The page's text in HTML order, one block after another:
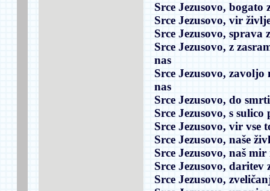
Srce Jezusovo,
Srce Jezusovo, vir
Srce Jezusovo, sprava
Srce Jezusovo, z
nas
Srce Jezusovo,
nas
Srce Jezusovo, do
Srce Jezusovo, s
Srce Jezusovo, vir vse
Srce Jezusovo, naše
Srce Jezusovo, naš
Srce Jezusovo, daritev
Srce Jezusovo,